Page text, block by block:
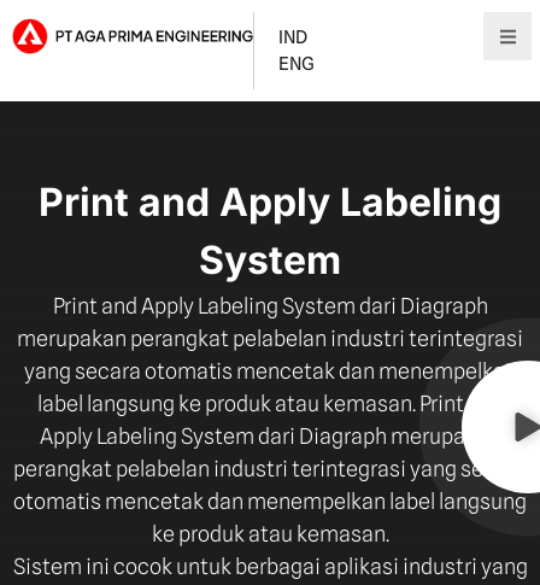
IND
ENG
Print and Apply Labeling
System
Print and Apply Labeling System dari Diagraph
merupakan perangkat pelabelan industri terintegrasi
yang secara otomatis mencetak dan menempelkan
label langsung ke produk atau kemasan. Print and
Apply Labeling System dari Diagraph merupakan
perangkat pelabelan industri terintegrasi yang secara
otomatis mencetak dan menempelkan label langsung
ke produk atau kemasan.
Sistem ini cocok untuk berbagai aplikasi industri yang